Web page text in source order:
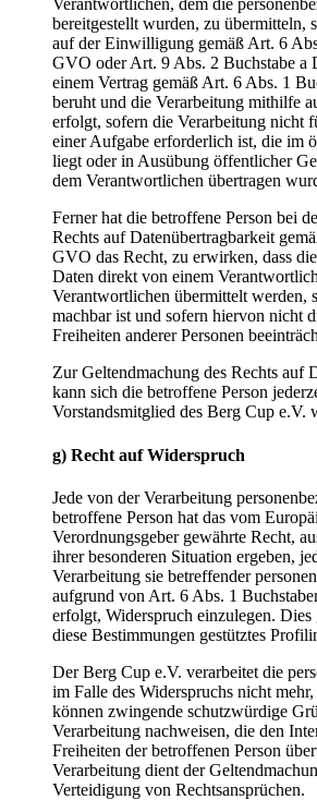
Verantwortlichen, dem die
bereitgestellt wurden, zu übermitteln,
auf der Einwilligung gemäß Art. 6
GVO oder Art. 9 Abs. 2 Buchstabe a
einem Vertrag gemäß Art. 6 Abs. 1
beruht und die Verarbeitung mithilfe
erfolgt, sofern die Verarbeitung nicht
einer Aufgabe erforderlich ist, die im
liegt oder in Ausübung öffentlicher
dem Verantwortlichen übertragen
Ferner hat die betroffene Person bei
Rechts auf Datenübertragbarkeit
GVO das Recht, zu erwirken, dass
Daten direkt von einem
Verantwortlichen übermittelt werden,
machbar ist und sofern hiervon nicht
Freiheiten anderer Personen
Zur Geltendmachung des Rechts auf
kann sich die betroffene Person
Vorstandsmitglied des Berg Cup e.V.
g) Recht auf Widerspruch
Jede von der Verarbeitung
betroffene Person hat das vom
Verordnungsgeber gewährte Recht,
ihrer besonderen Situation ergeben,
Verarbeitung sie betreffender
aufgrund von Art. 6 Abs. 1
erfolgt, Widerspruch einzulegen.
diese Bestimmungen gestütztes
Der Berg Cup e.V. verarbeitet die
im Falle des Widerspruchs nicht
können zwingende schutzwürdige
Verarbeitung nachweisen, die den
Freiheiten der betroffenen Person
Verarbeitung dient der
Verteidigung von Rechtsansprüchen.